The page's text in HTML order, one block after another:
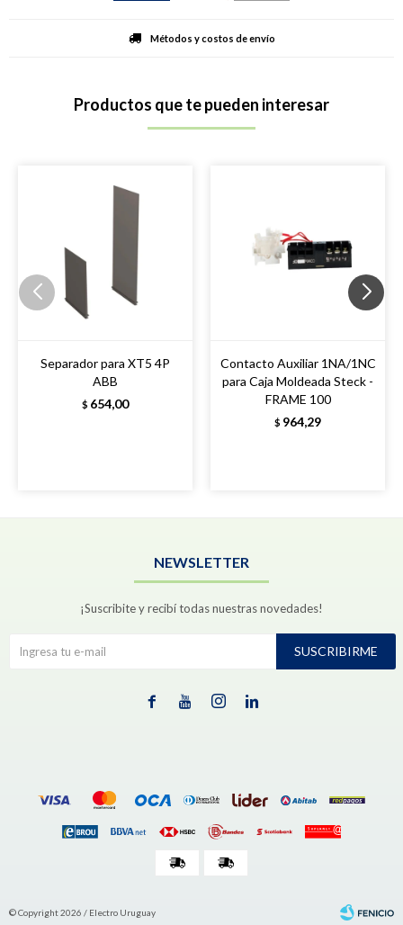
Métodos y costos de envío
Productos que te pueden interesar
Separador para XT5 4P
ABB
$ 654,00
Contacto Auxiliar 1NA/1NC
para Caja Moldeada Steck -
FRAME 100
$ 964,29
NEWSLETTER
¡Suscribite y recibí todas nuestras novedades!
SUSCRIBIRME
   
© Copyright 2026 / Electro Uruguay